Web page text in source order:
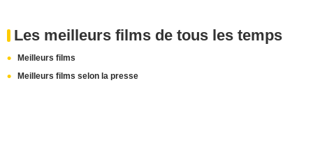
Les meilleurs films de tous les temps
Meilleurs films
Meilleurs films selon la presse